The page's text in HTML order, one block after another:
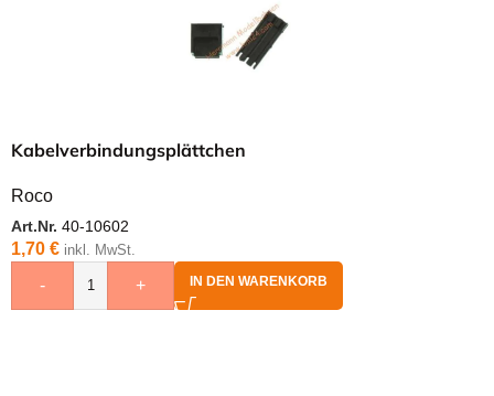
Kabelverbindungsplättchen
Roco
Art.Nr. 40-10602
1,70 € inkl. MwSt.
- + IN DEN WARENKORB